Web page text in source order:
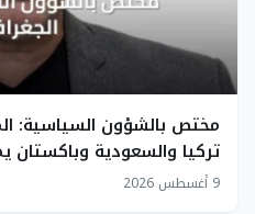
مختص بالشؤون السياسية:
تركيا والسعودية وباكستان
9 أغسطس 2026